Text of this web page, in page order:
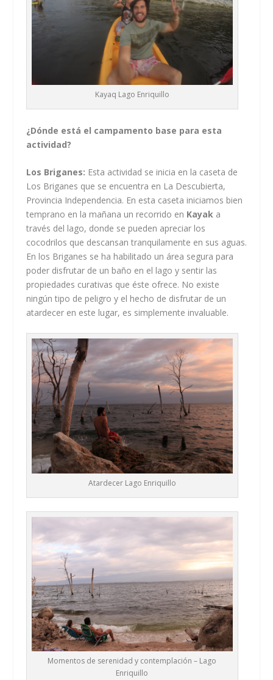
Kayaq Lago Enriquillo
¿Dónde está el campamento base para esta
actividad?
Los Briganes: Esta actividad se inicia en la caseta de
Los Briganes que se encuentra en La Descubierta,
Provincia Independencia. En esta caseta iniciamos bien
temprano en la mañana un recorrido en Kayak a
través del lago, donde se pueden apreciar los
cocodrilos que descansan tranquilamente en sus aguas.
En los Briganes se ha habilitado un área segura para
poder disfrutar de un baño en el lago y sentir las
propiedades curativas que éste ofrece. No existe
ningún tipo de peligro y el hecho de disfrutar de un
atardecer en este lugar, es simplemente invaluable.
Atardecer Lago Enriquillo
Momentos de serenidad y contemplación – Lago
Enriquillo